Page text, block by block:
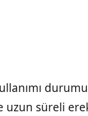
uzun süreli